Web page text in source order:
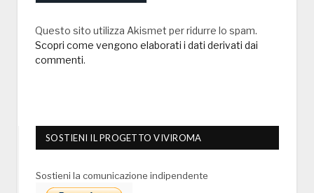
Questo sito utilizza Akismet per ridurre lo spam.
Scopri come vengono elaborati i dati derivati dai
commenti.
SOSTIENI IL PROGETTO VIVIROMA
Sostieni la comunicazione indipendente